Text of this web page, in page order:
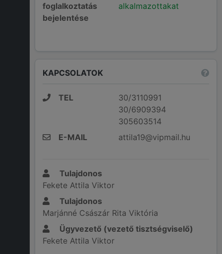
foglalkoztatás
bejelentése
alkalmazottakat
KAPCSOLATOK
TEL
30/3110991
30/6909394
305603514
E-MAIL
attila19@vipmail.hu
Tulajdonos
Fekete Attila Viktor
Tulajdonos
Marjánné Császár Rita Viktória
Ügyvezető (vezető tisztségviselő)
Fekete Attila Viktor